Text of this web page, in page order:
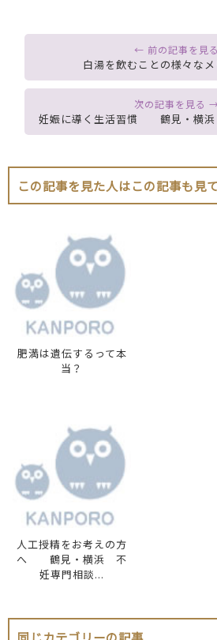
白湯を飲むことの様々な
妊娠に導く生活習慣 鶴見・横
この記事を見た人はこの記事も見
肥満は遺伝するって本
当？
人工授精をお考えの方
へ 鶴見・横浜 不
妊専門相談...